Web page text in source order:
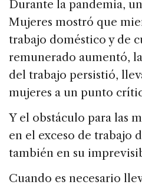
Durante la pandemia,
Mujeres mostró que
trabajo doméstico y de
remunerado aumentó,
del trabajo persistió,
mujeres a un punto
Y el obstáculo para las
en el exceso de trabajo
también en su
Cuando es necesario